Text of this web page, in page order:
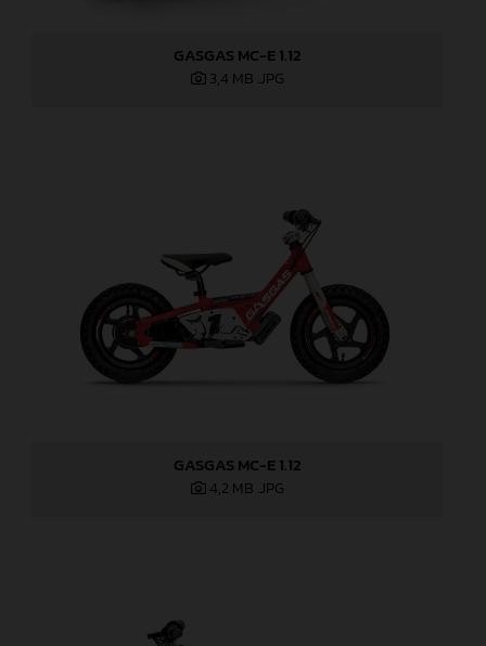
GASGAS MC-E 1.12
3,4 MB .JPG
GASGAS MC-E 1.12
4,2 MB .JPG